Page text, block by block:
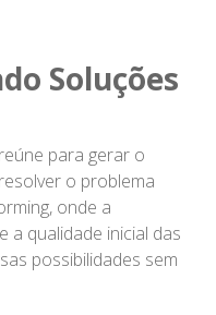
Soluções
para gerar o
o problema
onde a
a qualidade inicial das
possibilidades sem